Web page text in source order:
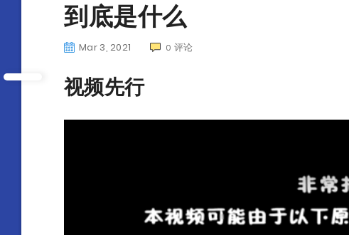
到底是什么
Mar 3, 2021 0 评论
视频先行